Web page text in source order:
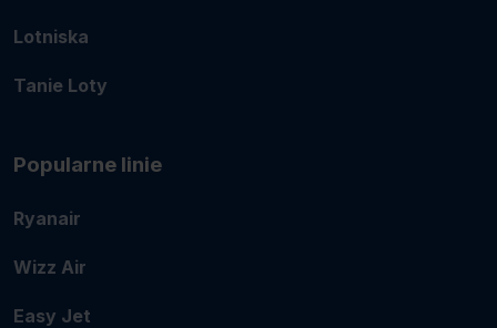
Lotniska
Tanie Loty
Popularne linie
Ryanair
Wizz Air
Easy Jet